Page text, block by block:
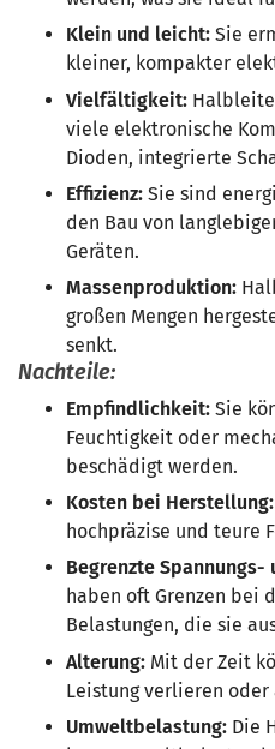
Klein und leicht: Sie
kleiner, kompakter
Vielfältigkeit:
viele elektronische
Dioden, integrierte
Effizienz: Sie sind
den Bau von
Geräten.
Massenproduktion:
großen Mengen
senkt.
Nachteile:
Empfindlichkeit: Sie
Feuchtigkeit oder
beschädigt werden.
Kosten bei Herstellung:
hochpräzise und teure
Begrenzte
haben oft Grenzen bei
Belastungen, die sie
Alterung: Mit der Zeit
Leistung verlieren oder
Umweltbelastung: Die